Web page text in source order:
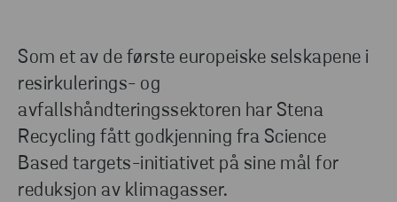
Som et av de første europeiske selskapene i
resirkulerings- og
avfallshåndteringssektoren har Stena
Recycling fått godkjenning fra Science
Based targets-initiativet på sine mål for
reduksjon av klimagasser.